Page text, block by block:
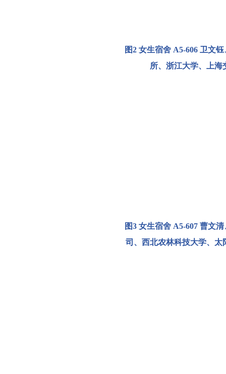
图2 女生宿舍A5-606 卫文
所、浙江大学、
上
图3 女生宿舍A5-607 曹文
司、西北农林科技大学、 太